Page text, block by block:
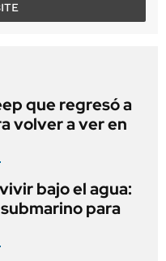
que regresó a
volver a ver en
bajo el agua:
para